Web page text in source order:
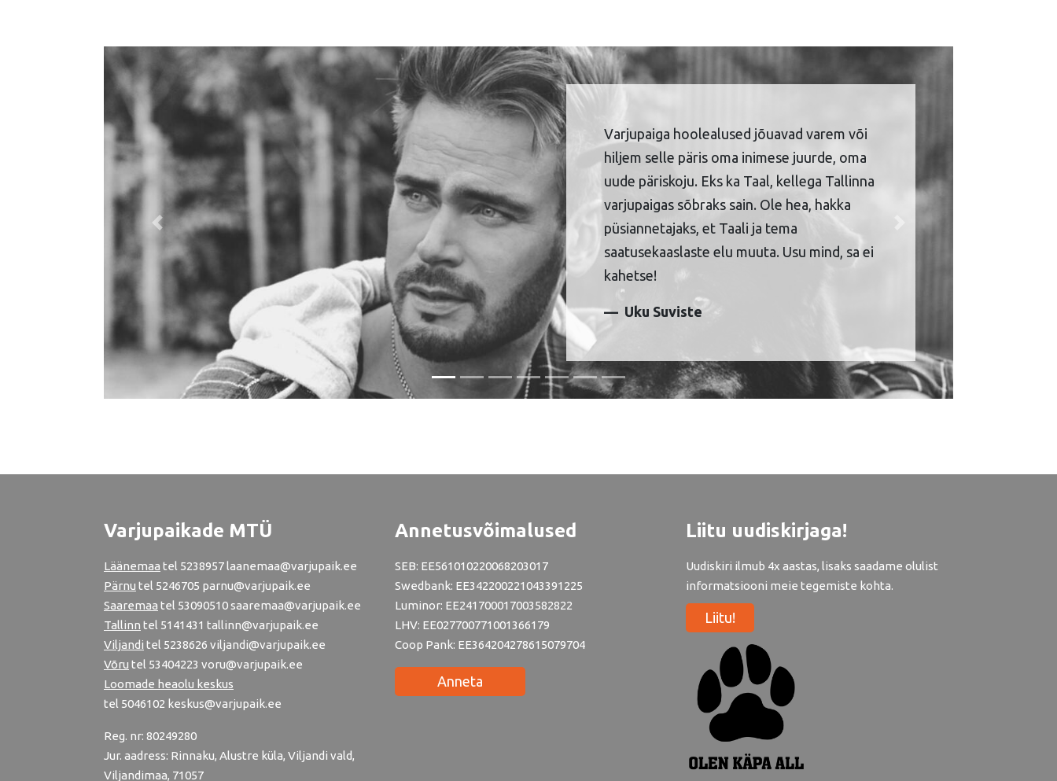
Varjupaiga hoolealused jõuavad varem või
hiljem selle päris oma inimese juurde, oma
uude päriskoju. Eks ka Taal, kellega Tallinna
varjupaigas sõbraks sain. Ole hea, hakka
püsiannetajaks, et Taali ja tema
saatusekaaslaste elu muuta. Usu mind, sa ei
kahetse!
Uku Suviste
Previous Next
Varjupaikade MTÜ
Läänemaa tel 5238957 laanemaa@varjupaik.ee
Pärnu tel 5246705 parnu@varjupaik.ee
Saaremaa tel 53090510 saaremaa@varjupaik.ee
Tallinn tel 5141431 tallinn@varjupaik.ee
Viljandi tel 5238626 viljandi@varjupaik.ee
Võru tel 53404223 voru@varjupaik.ee
Loomade heaolu keskus
tel 5046102 keskus@varjupaik.ee
Reg. nr: 80249280
Jur. aadress: Rinnaku, Alustre küla, Viljandi vald,
Viljandimaa, 71057
Annetusvõimalused
SEB: EE561010220068203017
Swedbank: EE342200221043391225
Luminor: EE241700017003582822
LHV: EE027700771001366179
Coop Pank: EE364204278615079704
Anneta
Liitu uudiskirjaga!
Uudiskiri ilmub 4x aastas, lisaks saadame olulist
informatsiooni meie tegemiste kohta.
Liitu!